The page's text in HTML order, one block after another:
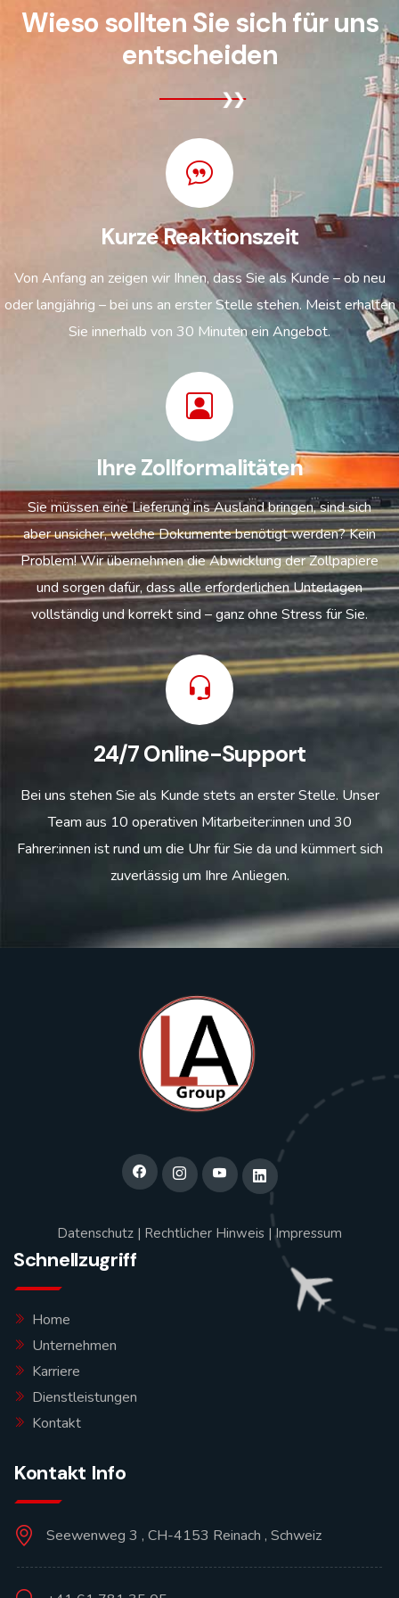
Wieso sollten Sie sich für uns
entscheiden
Kurze Reaktionszeit
Von Anfang an zeigen wir Ihnen, dass Sie als Kunde – ob neu
oder langjährig – bei uns an erster Stelle stehen. Meist erhalten
Sie innerhalb von 30 Minuten ein Angebot.
Ihre Zollformalitäten
Sie müssen eine Lieferung ins Ausland bringen, sind sich
aber unsicher, welche Dokumente benötigt werden? Kein
Problem! Wir übernehmen die Abwicklung der Zollpapiere
und sorgen dafür, dass alle erforderlichen Unterlagen
vollständig und korrekt sind – ganz ohne Stress für Sie.
24/7 Online-Support
Bei uns stehen Sie als Kunde stets an erster Stelle. Unser
Team aus 10 operativen Mitarbeiter:innen und 30
Fahrer:innen ist rund um die Uhr für Sie da und kümmert sich
zuverlässig um Ihre Anliegen.
Datenschutz | Rechtlicher Hinweis | Impressum
Schnellzugriff
Home
Unternehmen
Karriere
Dienstleistungen
Kontakt
Kontakt Info
Seewenweg 3 , CH-4153 Reinach , Schweiz